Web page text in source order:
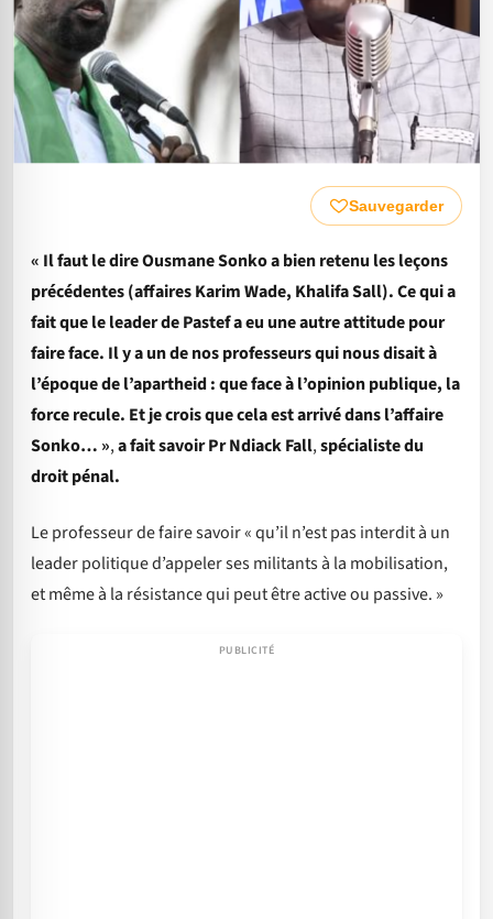
Sauvegarder
« Il faut le dire Ousmane Sonko a bien retenu les leçons
précédentes (affaires Karim Wade, Khalifa Sall). Ce qui a
fait que le leader de Pastef a eu une autre attitude pour
faire face. Il y a un de nos professeurs qui nous disait à
l’époque de l’apartheid : que face à l’opinion publique, la
force recule. Et je crois que cela est arrivé dans l’affaire
Sonko… »,a fait savoir Pr Ndiack Fall,spécialiste du
droit pénal.
Le professeur de faire savoir « qu’il n’est pas interdit à un
leader politique d’appeler ses militants à la mobilisation,
et même à la résistance qui peut être active ou passive. »